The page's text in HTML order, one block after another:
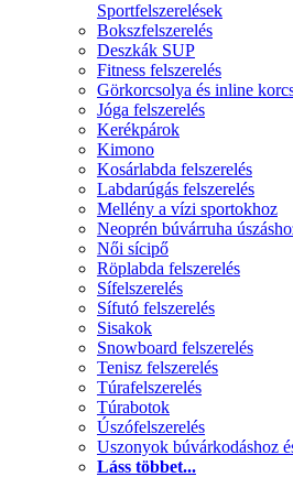
Sportfelszerelések
Bokszfelszerelés
Deszkák SUP
Fitness felszerelés
Görkorcsolya és inline
Jóga felszerelés
Kerékpárok
Kimono
Kosárlabda felszerelés
Labdarúgás felszerelés
Mellény a vízi sportokhoz
Neoprén búvárruha
Női sícipő
Röplabda felszerelés
Sífelszerelés
Sífutó felszerelés
Sisakok
Snowboard felszerelés
Tenisz felszerelés
Túrafelszerelés
Túrabotok
Úszófelszerelés
Uszonyok búvárkodáshoz
Láss többet...